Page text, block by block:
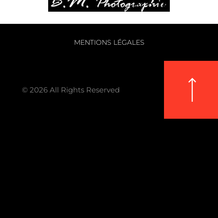
MENTIONS LÉGALES
© 2026 All Rights Reserved